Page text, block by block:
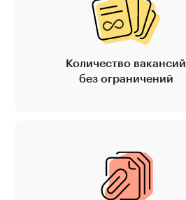
Количество вакансий
без ограничений